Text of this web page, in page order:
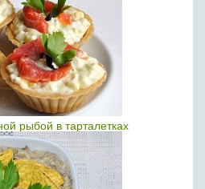
рыбой в тарталетках